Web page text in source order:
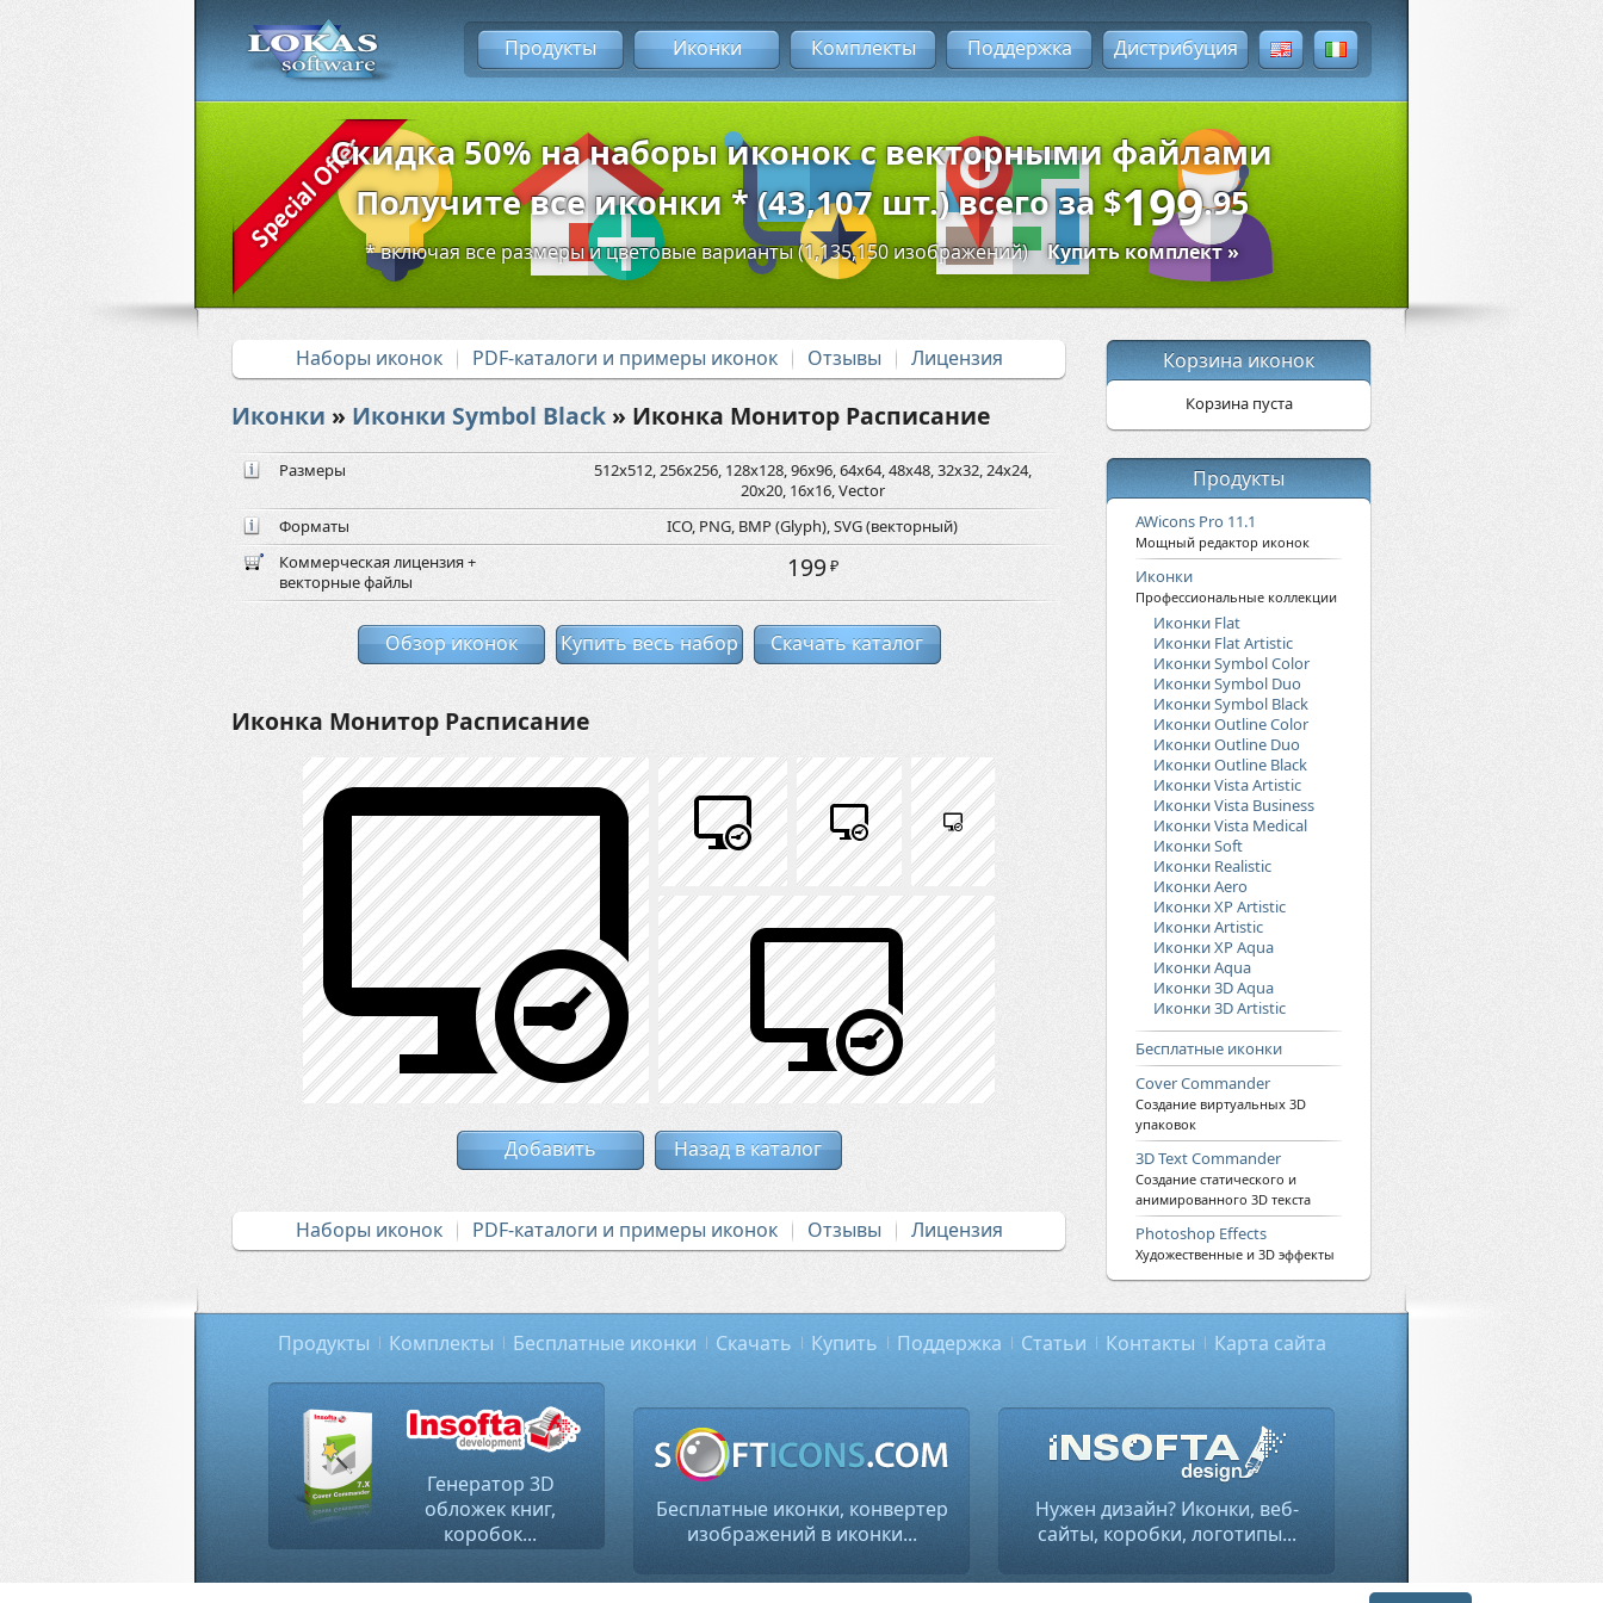
Продукты Иконки Комплекты Поддержка Дистрибуция
Скидка 50% на наборы иконок с векторными файлами
Получите все иконки * (43,107 шт.) всего за$199.95
* включая все размеры и цветовые варианты (1,135,150 изображений) Купить комплект »
Наборы иконок PDF-каталоги и примеры иконок Отзывы Лицензия
Иконки » Иконки Symbol Black » Иконка Монитор Расписание
Размеры
512x512, 256x256, 128x128, 96x96, 64x64, 48x48, 32x32, 24x24,
20x20, 16x16, Vector
Форматы
ICO, PNG, BMP (Glyph), SVG (векторный)
Коммерческая лицензия +
векторные файлы
199₽
Обзор иконок Купить весь набор Скачать каталог
Иконка Монитор Расписание
Добавить Назад в каталог
Наборы иконок PDF-каталоги и примеры иконок Отзывы Лицензия
Корзина иконок
Корзина пуста
Продукты
AWicons Pro 11.1
Мощный редактор иконок
Иконки
Профессиональные коллекции
Иконки Flat
Иконки Flat Artistic
Иконки Symbol Color
Иконки Symbol Duo
Иконки Symbol Black
Иконки Outline Color
Иконки Outline Duo
Иконки Outline Black
Иконки Vista Artistic
Иконки Vista Business
Иконки Vista Medical
Иконки Soft
Иконки Realistic
Иконки Aero
Иконки XP Artistic
Иконки Artistic
Иконки XP Aqua
Иконки Aqua
Иконки 3D Aqua
Иконки 3D Artistic
Бесплатные иконки
Cover Commander
Создание виртуальных 3D
упаковок
3D Text Commander
Создание статического и
анимированного 3D текста
Photoshop Effects
Художественные и 3D эффекты
Продукты Комплекты Бесплатные иконки Скачать Купить Поддержка Статьи Контакты Карта сайта
Генератор 3D
обложек книг,
коробок...
Бесплатные иконки, конвертер
изображений в иконки...
Нужен дизайн? Иконки, веб-
сайты, коробки, логотипы...